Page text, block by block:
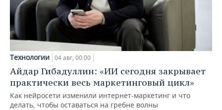
Технологии 04 авг, 00:00
Айдар Гибадуллин: «ИИ сегодня закрывает
практически весь маркетинговый цикл»
Как нейросети изменили интернет-маркетинг и что
делать, чтобы оставаться на гребне волны